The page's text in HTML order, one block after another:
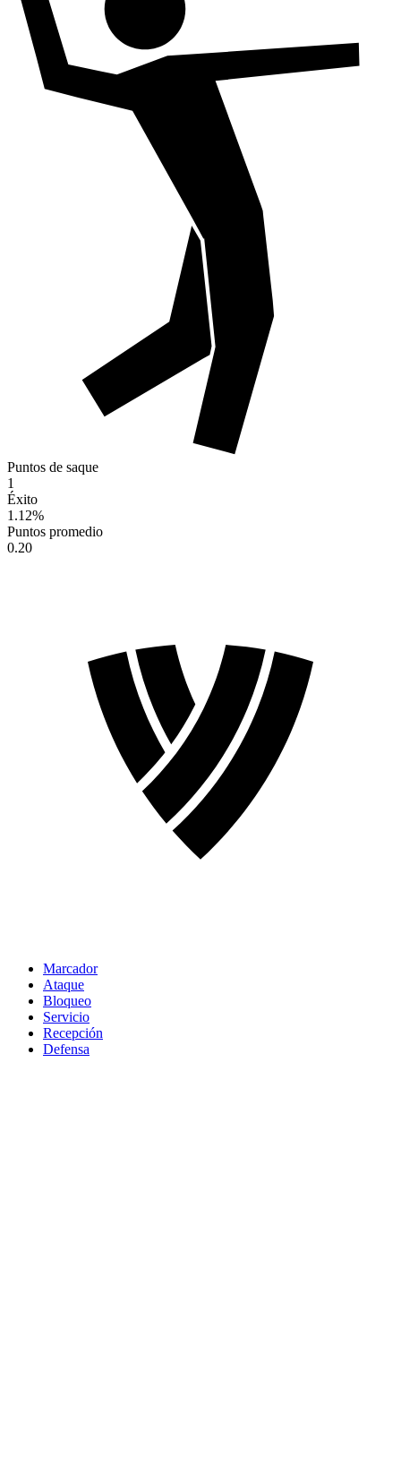
Puntos de saque
1
Éxito
1.12%
Puntos promedio
0.20
Marcador
Ataque
Bloqueo
Servicio
Recepción
Defensa